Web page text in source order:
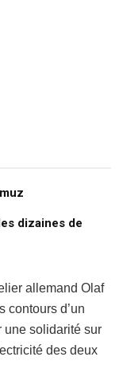
dizaines de
allemand Olaf
contours d’un
une solidarité sur
des deux